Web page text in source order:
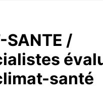
SANTE /
santé